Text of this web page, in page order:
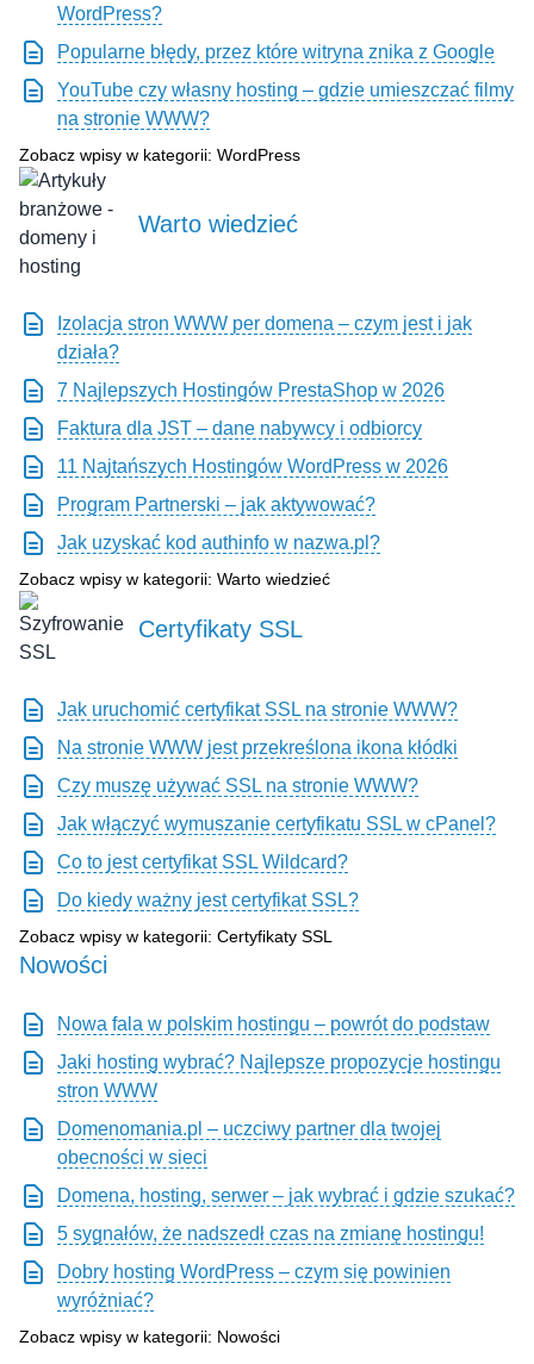
WordPress?
Popularne błędy, przez które witryna znika z Google
YouTube czy własny hosting – gdzie umieszczać filmy
na stronie WWW?
Zobacz wpisy w kategorii: WordPress
Warto wiedzieć
Izolacja stron WWW per domena – czym jest i jak
działa?
7 Najlepszych Hostingów PrestaShop w 2026
Faktura dla JST – dane nabywcy i odbiorcy
11 Najtańszych Hostingów WordPress w 2026
Program Partnerski – jak aktywować?
Jak uzyskać kod authinfo w nazwa.pl?
Zobacz wpisy w kategorii: Warto wiedzieć
Certyfikaty SSL
Jak uruchomić certyfikat SSL na stronie WWW?
Na stronie WWW jest przekreślona ikona kłódki
Czy muszę używać SSL na stronie WWW?
Jak włączyć wymuszanie certyfikatu SSL w cPanel?
Co to jest certyfikat SSL Wildcard?
Do kiedy ważny jest certyfikat SSL?
Zobacz wpisy w kategorii: Certyfikaty SSL
Nowości
Nowa fala w polskim hostingu – powrót do podstaw
Jaki hosting wybrać? Najlepsze propozycje hostingu
stron WWW
Domenomania.pl – uczciwy partner dla twojej
obecności w sieci
Domena, hosting, serwer – jak wybrać i gdzie szukać?
5 sygnałów, że nadszedł czas na zmianę hostingu!
Dobry hosting WordPress – czym się powinien
wyróżniać?
Zobacz wpisy w kategorii: Nowości